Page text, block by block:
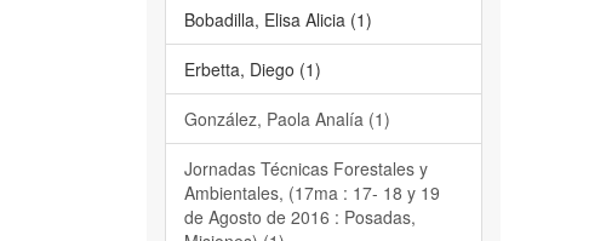
Bobadilla, Elisa Alicia (1)
Erbetta, Diego (1)
González, Paola Analía (1)
Jornadas Técnicas Forestales y
Ambientales, (17ma : 17- 18 y 19
de Agosto de 2016 : Posadas,